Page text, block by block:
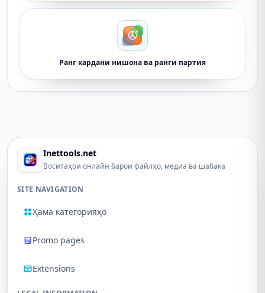
Ранг кардани нишона ва ранги партия
Inettools.net
Воситаҳои онлайн барои файлҳо, медиа ва шабака
SITE NAVIGATION
Ҳама категорияҳо
Promo pages
Extensions